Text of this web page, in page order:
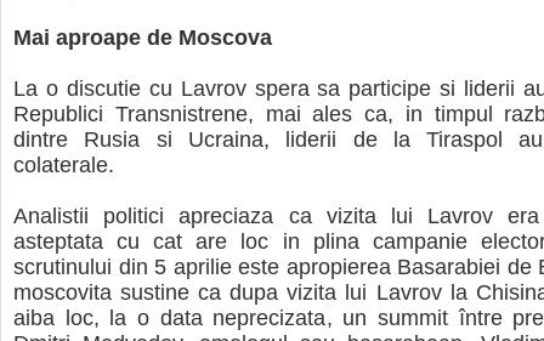
Mai aproape de Moscova
La o discutie cu Lavrov spera sa participe si liderii
Republici Transnistrene, mai ales ca, in timpul
dintre Rusia si Ucraina, liderii de la Tiraspol
colaterale.
Analistii politici apreciaza ca vizita lui Lavrov
asteptata cu cat are loc in plina campanie
scrutinului din 5 aprilie este apropierea Basarabiei de
moscovita sustine ca dupa vizita lui Lavrov la
aiba loc, la o data neprecizata, un summit între